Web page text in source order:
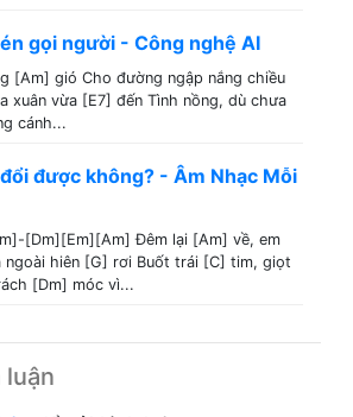
gọi người - Công nghệ AI
[Am] gió Cho đường ngập nắng chiều
xuân vừa [E7] đến Tình nồng, dù chưa
cánh...
được không? - Âm Nhạc Mỗi
[Dm][Em][Am] Đêm lại [Am] về, em
ngoài hiên [G] rơi Buốt trái [C] tim, giọt
[Dm] móc vì...
luận